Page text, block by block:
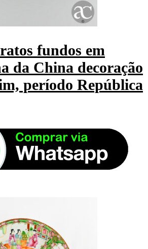
fundos em
da China decoração
período República